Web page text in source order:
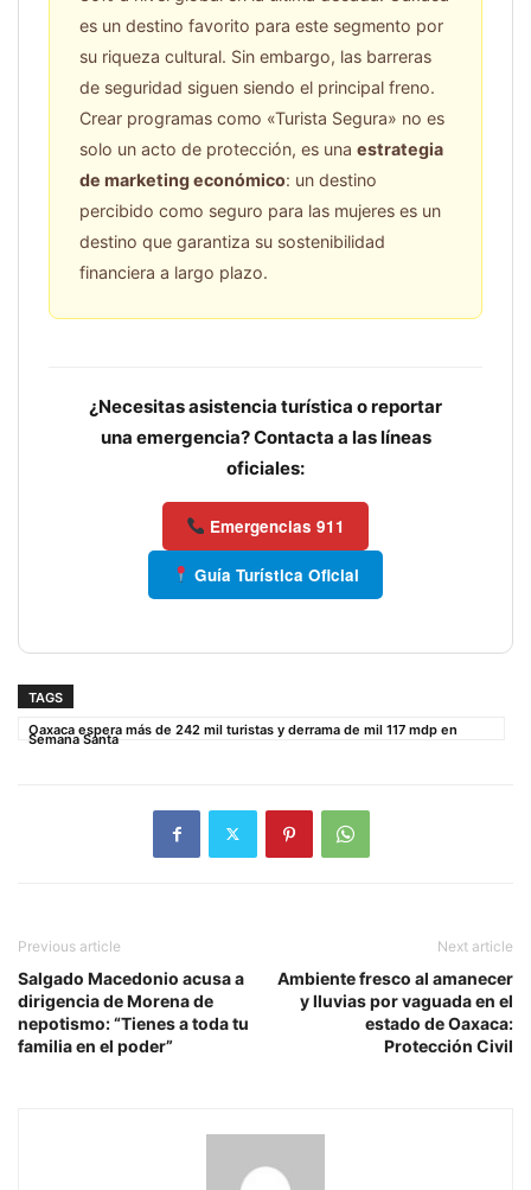
es un destino favorito para este segmento por
su riqueza cultural. Sin embargo, las barreras
de seguridad siguen siendo el principal freno.
Crear programas como «Turista Segura» no es
solo un acto de protección, es una estrategia
de marketing económico: un destino
percibido como seguro para las mujeres es un
destino que garantiza su sostenibilidad
financiera a largo plazo.
¿Necesitas asistencia turística o reportar
una emergencia? Contacta a las líneas
oficiales:
Emergencias 911
Guía Turística Oficial
TAGS
Oaxaca espera más de 242 mil turistas y derrama de mil 117 mdp en
Semana Santa
Previous article
Salgado Macedonio acusa a
dirigencia de Morena de
nepotismo: “Tienes a toda tu
familia en el poder”
Next article
Ambiente fresco al amanecer
y lluvias por vaguada en el
estado de Oaxaca:
Protección Civil